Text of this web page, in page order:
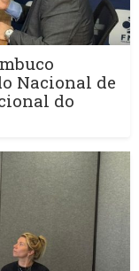
Nacional de
do